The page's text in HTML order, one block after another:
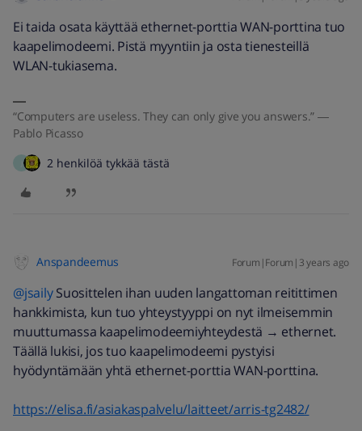
Ei taida osata käyttää ethernet-porttia WAN-porttina tuo
kaapelimodeemi. Pistä myyntiin ja osta tienesteillä
WLAN-tukiasema.
“Computers are useless. They can only give you answers.” ―
Pablo Picasso
2 henkilöä tykkää tästä
Anspandeemus Forum|Forum|3 years ago
@jsailySuosittelen ihan uuden langattoman reitittimen
hankkimista, kun tuo yhteystyyppi on nyt ilmeisemmin
muuttumassa kaapelimodeemiyhteydestä → ethernet.
Täällä lukisi, jos tuo kaapelimodeemi pystyisi
hyödyntämään yhtä ethernet-porttia WAN-porttina.
https://elisa.fi/asiakaspalvelu/laitteet/arris-tg2482/